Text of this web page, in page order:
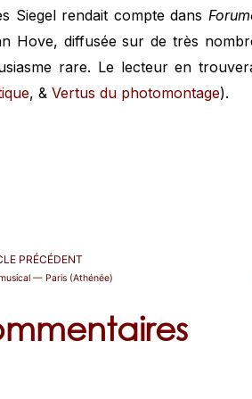
Siegel rendait compte dans
Hove, diffusée sur de très
rare. Le lecteur en
, &Vertus du photomontage).
PRÉCÉDENT
— Paris (Athénée)